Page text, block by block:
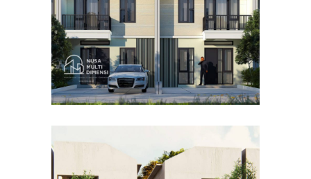
DESAIN RUMAH TERBAIK
Desain Concrete House di
Cinere Depok